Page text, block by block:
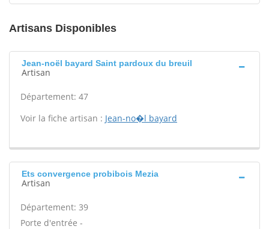
Artisans Disponibles
Jean-noël bayard Saint pardoux du breuil
Artisan
Département: 47
Voir la fiche artisan : Jean-no�l bayard
Ets convergence probibois Mezia
Artisan
Département: 39
Porte d'entrée -